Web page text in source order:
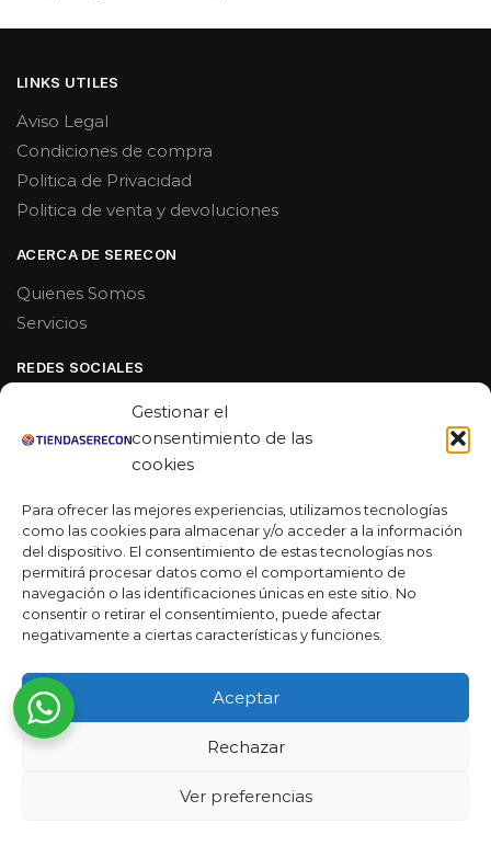
Gestionar el
consentimiento de las
cookies
Para ofrecer las mejores experiencias, utilizamos tecnologías
como las cookies para almacenar y/o acceder a la información
del dispositivo. El consentimiento de estas tecnologías nos
permitirá procesar datos como el comportamiento de
navegación o las identificaciones únicas en este sitio. No
consentir o retirar el consentimiento, puede afectar
negativamente a ciertas características y funciones.
Aceptar
Rechazar
Ver preferencias
LINKS UTILES
Aviso Legal
Condiciones de compra
Politica de Privacidad
Politica de venta y devoluciones
ACERCA DE SERECON
Quienes Somos
Servicios
REDES SOCIALES
Linkedin
MAS DE 50 RESEÑAS
★★★★★
La verdad es que fue una compra muy económica, la
día. ¡Estoy muy satisfecha con la atención al cliente y el
servicio!
Desarrollado por